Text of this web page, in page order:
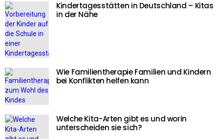
Kindertagesstätten in Deutschland – Kitas
in der Nähe
Wie Familientherapie Familien und Kindern
bei Konflikten helfen kann
Welche Kita-Arten gibt es und worin
unterscheiden sie sich?